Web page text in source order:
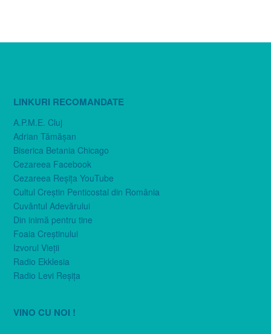
LINKURI RECOMANDATE
A.P.M.E. Cluj
Adrian Tămăşan
Biserica Betania Chicago
Cezareea Facebook
Cezareea Reşiţa YouTube
Cultul Creştin Penticostal din România
Cuvântul Adevărului
Din inimă pentru tine
Foaia Creştinului
Izvorul Vieţii
Radio Ekklesia
Radio Levi Reşiţa
VINO CU NOI !